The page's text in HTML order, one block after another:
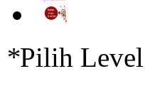
*Pilih